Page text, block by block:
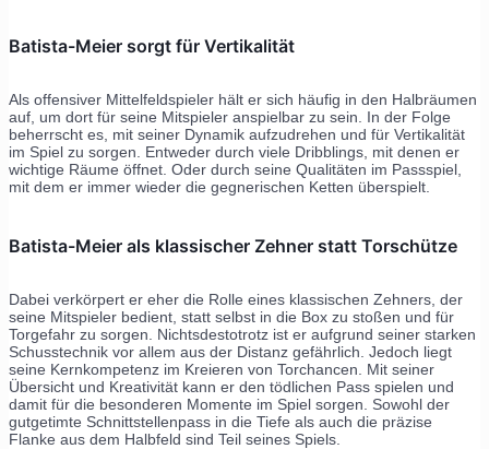
Batista-Meier sorgt für Vertikalität
Als offensiver Mittelfeldspieler hält er sich häufig in den Halbräumen
auf, um dort für seine Mitspieler anspielbar zu sein. In der Folge
beherrscht es, mit seiner Dynamik aufzudrehen und für Vertikalität
im Spiel zu sorgen. Entweder durch viele Dribblings, mit denen er
wichtige Räume öffnet. Oder durch seine Qualitäten im Passspiel,
mit dem er immer wieder die gegnerischen Ketten überspielt.
Batista-Meier als klassischer Zehner statt Torschütze
Dabei verkörpert er eher die Rolle eines klassischen Zehners, der
seine Mitspieler bedient, statt selbst in die Box zu stoßen und für
Torgefahr zu sorgen. Nichtsdestotrotz ist er aufgrund seiner starken
Schusstechnik vor allem aus der Distanz gefährlich. Jedoch liegt
seine Kernkompetenz im Kreieren von Torchancen. Mit seiner
Übersicht und Kreativität kann er den tödlichen Pass spielen und
damit für die besonderen Momente im Spiel sorgen. Sowohl der
gutgetimte Schnittstellenpass in die Tiefe als auch die präzise
Flanke aus dem Halbfeld sind Teil seines Spiels.